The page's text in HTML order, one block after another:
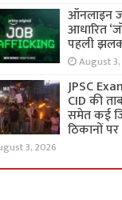
ऑनलाइन
आधारित
पहली
August
JPSC
CID की
समेत कई
ठिकानों पर
3, 2026